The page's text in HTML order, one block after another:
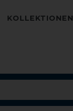
KOLLEKTIONEN